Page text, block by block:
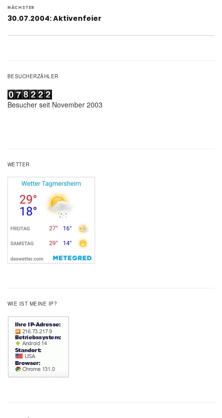
NÄCHSTER
Nächster
30.07.2004: Aktivenfeier
BESUCHERZÄHLER
Besucher seit November 2003
WETTER
WIE IST MEINE IP?